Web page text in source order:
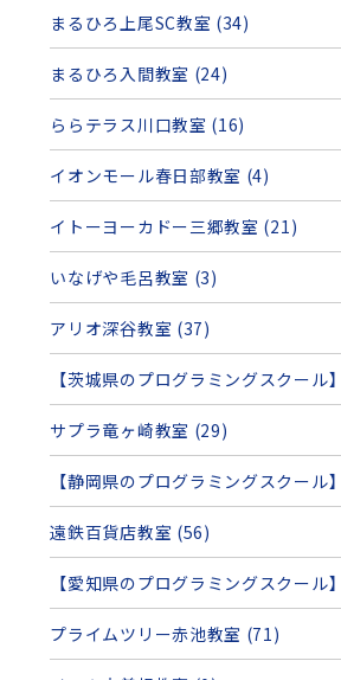
まるひろ上尾SC教室 (34)
まるひろ入間教室 (24)
ららテラス川口教室 (16)
イオンモール春日部教室 (4)
イトーヨーカドー三郷教室 (21)
いなげや毛呂教室 (3)
アリオ深谷教室 (37)
【茨城県のプログラミングスクール
サプラ竜ヶ崎教室 (29)
【静岡県のプログラミングスクール
遠鉄百貨店教室 (56)
【愛知県のプログラミングスクール
プライムツリー赤池教室 (71)